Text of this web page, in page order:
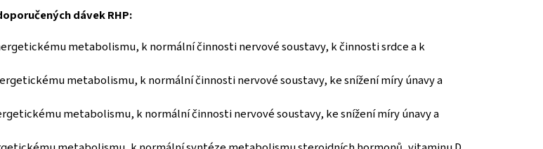
dávek RHP:
metabolismu, k normální činnosti nervové soustavy, k činnosti srdce a k
metabolismu, k normální činnosti nervové soustavy, ke snížení míry únavy a
metabolismu, k normální činnosti nervové soustavy, ke snížení míry únavy a